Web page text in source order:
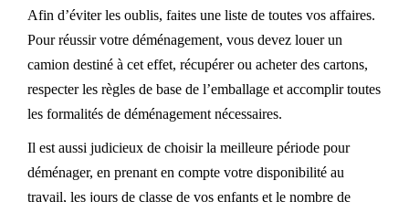
Afin d’éviter les oublis, faites une liste de toutes vos affaires.
Pour réussir votre déménagement, vous devez louer un
camion destiné à cet effet, récupérer ou acheter des cartons,
respecter les règles de base de l’emballage et accomplir toutes
les formalités de déménagement nécessaires.
Il est aussi judicieux de choisir la meilleure période pour
déménager, en prenant en compte votre disponibilité au
travail, les jours de classe de vos enfants et le nombre de